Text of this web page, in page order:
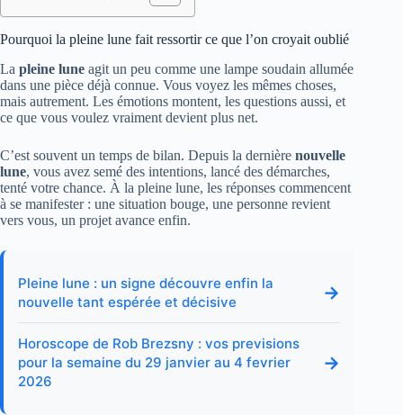
Pourquoi la pleine lune fait ressortir ce que l’on croyait oublié
La pleine lune agit un peu comme une lampe soudain allumée
dans une pièce déjà connue. Vous voyez les mêmes choses,
mais autrement. Les émotions montent, les questions aussi, et
ce que vous voulez vraiment devient plus net.
C’est souvent un temps de bilan. Depuis la dernière nouvelle
lune, vous avez semé des intentions, lancé des démarches,
tenté votre chance. À la pleine lune, les réponses commencent
à se manifester : une situation bouge, une personne revient
vers vous, un projet avance enfin.
Pleine lune : un signe découvre enfin la
nouvelle tant espérée et décisive
→
Horoscope de Rob Brezsny : vos previsions
pour la semaine du 29 janvier au 4 fevrier
2026
→